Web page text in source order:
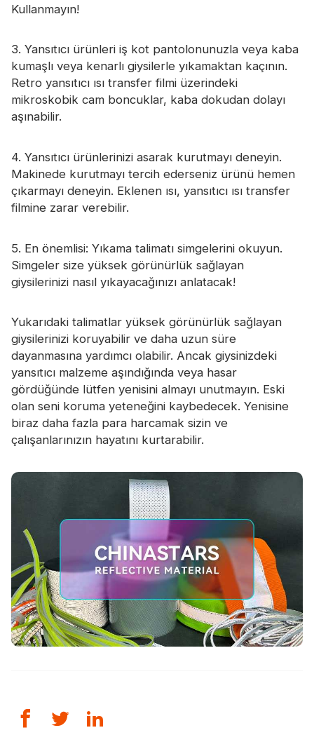
Kullanmayın!
3. Yansıtıcı ürünleri iş kot pantolonunuzla veya kaba
kumaşlı veya kenarlı giysilerle yıkamaktan kaçının.
Retro yansıtıcı ısı transfer filmi üzerindeki
mikroskobik cam boncuklar, kaba dokudan dolayı
aşınabilir.
4. Yansıtıcı ürünlerinizi asarak kurutmayı deneyin.
Makinede kurutmayı tercih ederseniz ürünü hemen
çıkarmayı deneyin. Eklenen ısı, yansıtıcı ısı transfer
filmine zarar verebilir.
5. En önemlisi: Yıkama talimatı simgelerini okuyun.
Simgeler size yüksek görünürlük sağlayan
giysilerinizi nasıl yıkayacağınızı anlatacak!
Yukarıdaki talimatlar yüksek görünürlük sağlayan
giysilerinizi koruyabilir ve daha uzun süre
dayanmasına yardımcı olabilir. Ancak giysinizdeki
yansıtıcı malzeme aşındığında veya hasar
gördüğünde lütfen yenisini almayı unutmayın. Eski
olan seni koruma yeteneğini kaybedecek. Yenisine
biraz daha fazla para harcamak sizin ve
çalışanlarınızın hayatını kurtarabilir.